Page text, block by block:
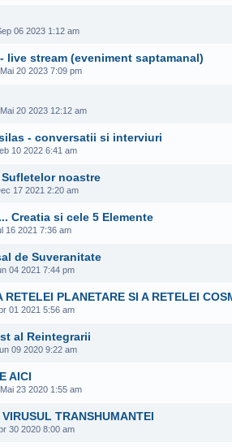
06 2023 1:12 am
live stream (eveniment saptamanal)
20 2023 7:09 pm
20 2023 12:12 am
- conversatii si interviuri
10 2022 6:41 am
noastre
17 2021 2:20 am
Creatia si cele 5 Elemente
16 2021 7:36 am
de Suveranitate
04 2021 7:44 pm
RETELEI PLANETARE SI A RETELEI
01 2021 5:56 am
al Reintegrarii
09 2020 9:22 am
AICI
23 2020 1:55 am
TRANSHUMANTEI
30 2020 8:00 am